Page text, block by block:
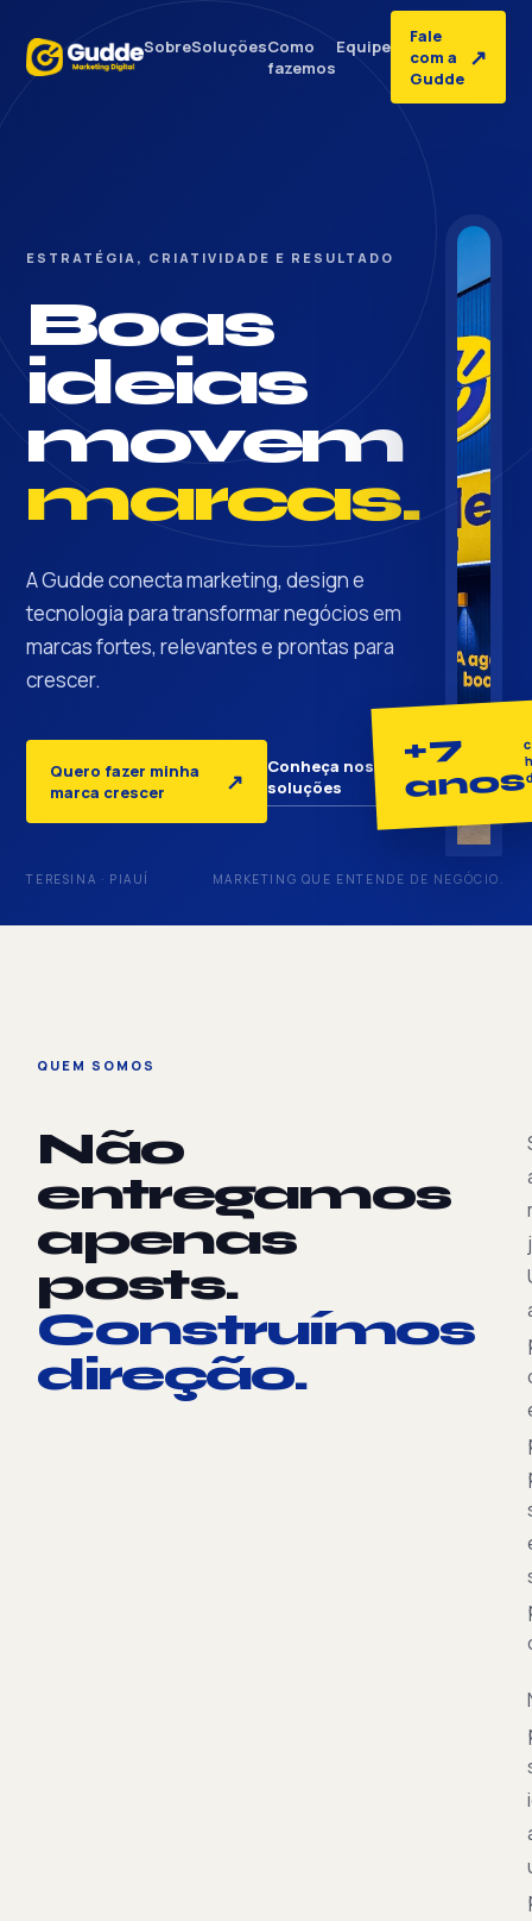
SobreSoluçõesComo
fazemos
Equipe
Fale
com a
Gudde
↗
ESTRATÉGIA, CRIATIVIDADE E RESULTADO
Boas
ideias
movem
marcas.
A Gudde conecta marketing, design e
tecnologia para transformar negócios em
marcas fortes, relevantes e prontas para
crescer.
Quero fazer minha
marca crescer
↗
Conheça nossas
soluções
↓
+7
anos
TERESINA · PIAUÍ MARKETING QUE ENTENDE DE NEGÓCIO.
QUEM SOMOS
Não
entregamos
apenas
posts.
Construímos
direção.